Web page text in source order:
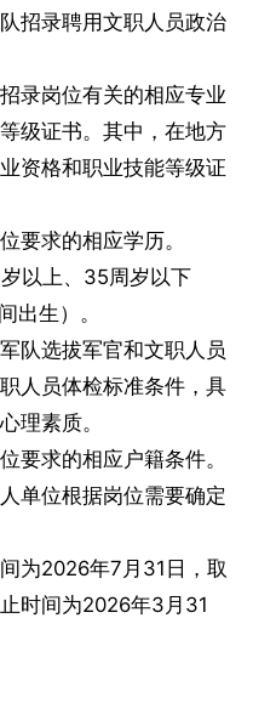
招录聘用文职人员政治
录岗位有关的相应专业
级证书。其中，在地方
资格和职业技能等级证
要求的相应学历。
以上、35周岁以下
出生）。
队选拔军官和文职人员
人员体检标准条件，具
理素质。
要求的相应户籍条件。
单位根据岗位需要确定
为2026年7月31日，取
时间为2026年3月31